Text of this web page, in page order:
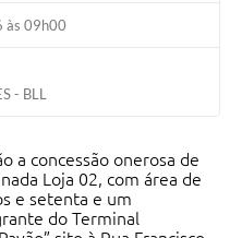
09h00
- BLL
a concessão onerosa de
Loja 02, com área de
e setenta e um
do Terminal